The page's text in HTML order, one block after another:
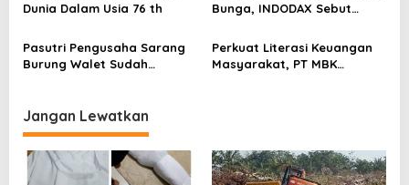
Dunia Dalam Usia 76 th
Bunga, INDODAX Sebut
Sentimen Pasar
Pasutri Pengusaha Sarang
Burung Walet Sudah
Segera Lakukan Penahanan
Perkuat Literasi Keuangan
Masyarakat, PT MBK
Jangan Lewatkan